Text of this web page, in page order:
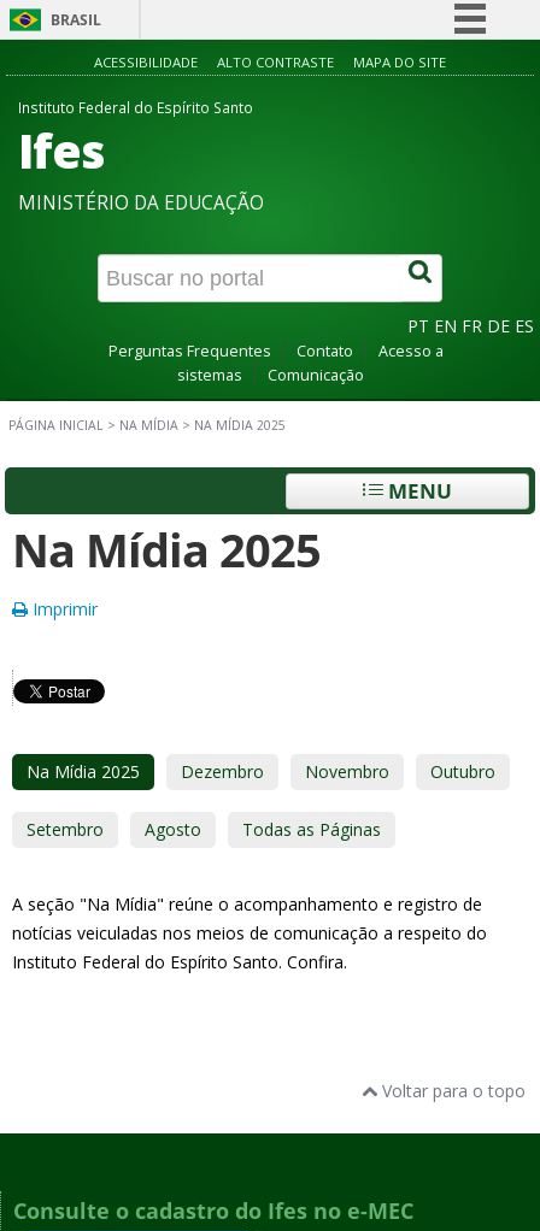
BRASIL
Simplifique!
Canais
ACESSIBILIDADE ALTO CONTRASTE MAPA DO SITE
Instituto Federal do Espírito Santo
Ifes
MINISTÉRIO DA EDUCAÇÃO
PT EN FR DE ES
Perguntas Frequentes Contato
Acesso a
sistemas
Comunicação
PÁGINA INICIAL > NA MÍDIA > NA MÍDIA 2025
MENU
Na Mídia 2025
Imprimir
Na Mídia 2025 Dezembro Novembro Outubro
Setembro Agosto Todas as Páginas
A seção "Na Mídia" reúne o acompanhamento e registro de
notícias veiculadas nos meios de comunicação a respeito do
Instituto Federal do Espírito Santo. Confira.
Voltar para o topo
Consulte o cadastro do Ifes no e-MEC